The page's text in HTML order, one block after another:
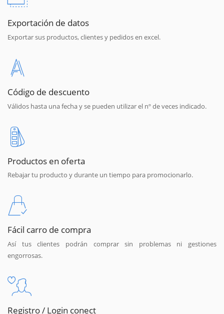
Exportación de datos
Exportar sus productos, clientes y pedidos en excel.
Código de descuento
Válidos hasta una fecha y se pueden utilizar el nº de veces indicado.
Productos en oferta
Rebajar tu producto y durante un tiempo para promocionarlo.
Fácil carro de compra
Así tus clientes podrán comprar sin problemas ni gestiones
engorrosas.
Registro / Login conect